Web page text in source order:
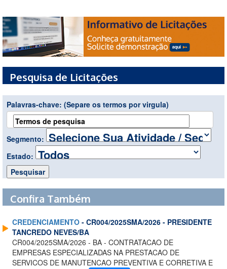
Pesquisa de Licitações
Palavras-chave: (Separe os termos por virgula)
Segmento:
Estado:
Confira Também
CREDENCIAMENTO - CR004/2025SMA/2026 - PRESIDENTE
TANCREDO NEVES/BA
CR004/2025SMA/2026 - BA - CONTRATACAO DE
EMPRESAS ESPECIALIZADAS NA PRESTACAO DE
SERVICOS DE MANUTENCAO PREVENTIVA E CORRETIVA E